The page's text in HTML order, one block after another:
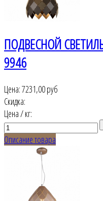
ПОДВЕСНОЙ
9946
Цена:7231,00 руб
Скидка:
Цена / кг:
Описание товара